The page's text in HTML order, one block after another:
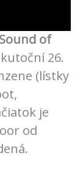
of
26.
(lístky
je
od